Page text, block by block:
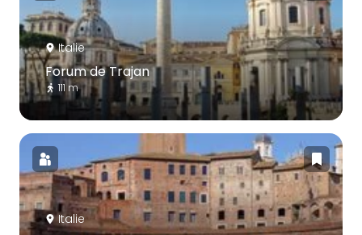
Italie
Forum de Trajan
111 m
Italie